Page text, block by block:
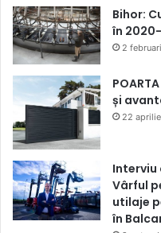
Bihor:
în
2
și
22
Interviu
Vârful
utilaje
în